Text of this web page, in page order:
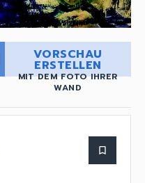
VORSCHAU
ERSTELLEN
MIT DEM FOTO IHRER
WAND
bookmark_border